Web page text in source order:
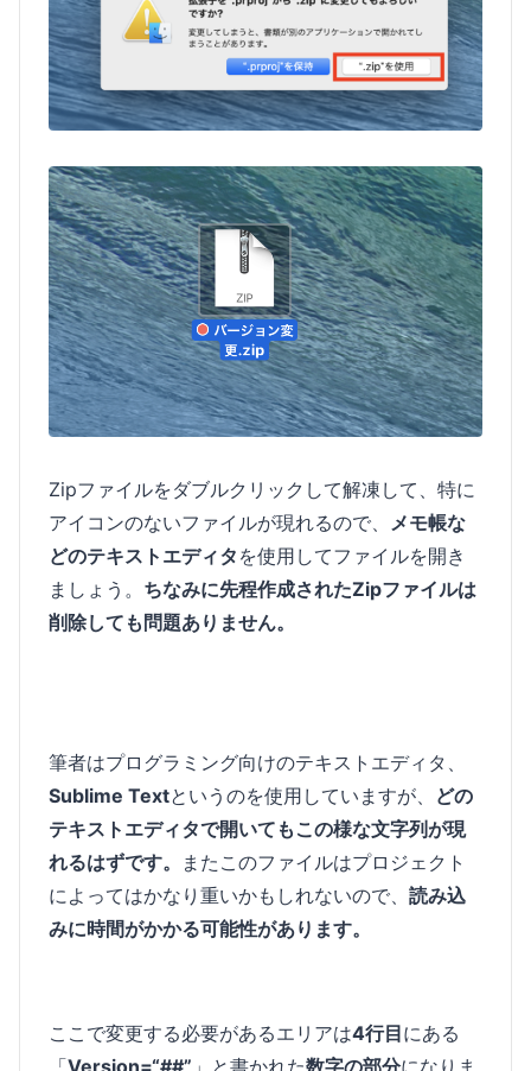
Zipファイルをダブルクリックして解凍して、特に
アイコンのないファイルが現れるので、
メモ帳な
どのテキストエディタ を使用してファイルを開き
ましょう。 ちなみに先程作成されたZipファイルは
削除しても問題ありません。
筆者はプログラミング向けのテキストエディタ、
Sublime Textというのを使用していますが、 どの
テキストエディタで開いてもこの様な文字列が現
れるはずです。
またこのファイルはプロジェクト
によってはかなり重いかもしれないので、 読み込
みに時間がかかる可能性があります。
ここで変更する必要があるエリアは4行目にある
「Version=“##” 」と書かれた数字の部分になりま